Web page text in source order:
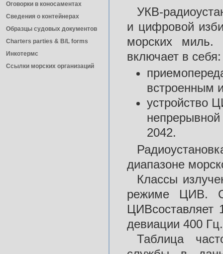
Оговорки в коносаментах
Сведения о контейнерах
Образцы судовых документов
Charters parties & B/L forms
Инкотермс
Ссылки морских организаций
УКВ-
и цифровой
морских миль.
включает в себя:
встроенным
устройство
2042.
диапазоне
Классы
режиме ЦИВ.
ЦИВсоставляет
девиации 400 Гц.
Таблица